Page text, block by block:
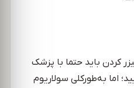
کردن باید حتما با پزشک
به‌طورکلی سولاریوم